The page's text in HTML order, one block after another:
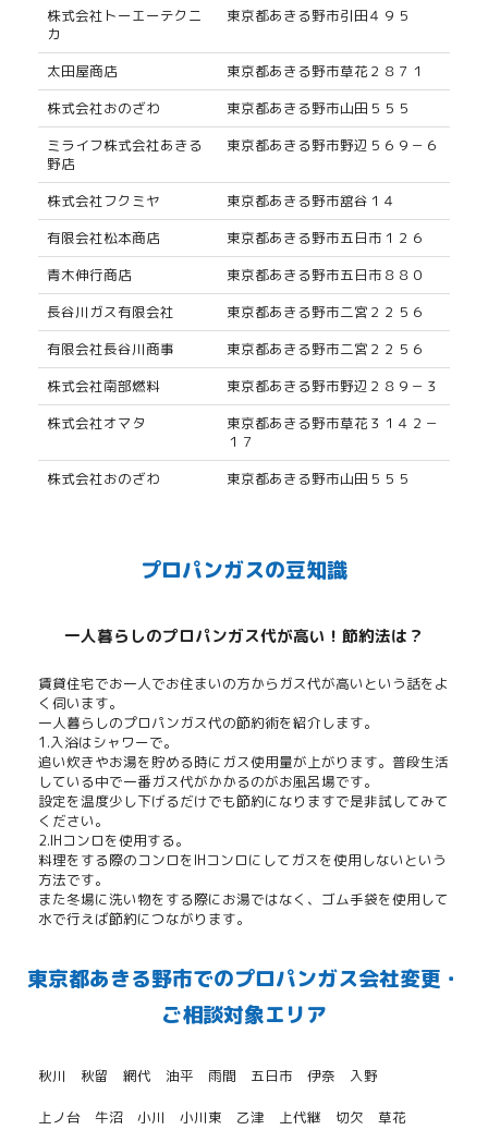
株式会社トーエーテクニ
カ
東京都あきる野市引田４９５
太田屋商店
東京都あきる野市草花２８７１
株式会社おのざわ
東京都あきる野市山田５５５
ミライフ株式会社あきる
野店
東京都あきる野市野辺５６９－６
株式会社フクミヤ
東京都あきる野市舘谷１４
有限会社松本商店
東京都あきる野市五日市１２６
青木伸行商店
東京都あきる野市五日市８８０
長谷川ガス有限会社
東京都あきる野市二宮２２５６
有限会社長谷川商事
東京都あきる野市二宮２２５６
株式会社南部燃料
東京都あきる野市野辺２８９－３
株式会社オマタ
東京都あきる野市草花３１４２－
１７
株式会社おのざわ
東京都あきる野市山田５５５
プロパンガスの豆知識
一人暮らしのプロパンガス代が高い！節約法は？
賃貸住宅でお一人でお住まいの方からガス代が高いという話をよ
く伺います。
一人暮らしのプロパンガス代の節約術を紹介します。
1.入浴はシャワーで。
追い炊きやお湯を貯める時にガス使用量が上がります。普段生活
している中で一番ガス代がかかるのがお風呂場です。
設定を温度少し下げるだけでも節約になりますで是非試してみて
ください。
2.IHコンロを使用する。
料理をする際のコンロをIHコンロにしてガスを使用しないという
方法です。
また冬場に洗い物をする際にお湯ではなく、ゴム手袋を使用して
水で行えば節約につながります。
東京都あきる野市でのプロパンガス会社変更・
ご相談対象エリア
秋川 秋留 網代 油平 雨間 五日市 伊奈 入野
上ノ台 牛沼 小川 小川東 乙津 上代継 切欠 草花